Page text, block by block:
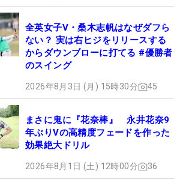
全英女子V・桑木志帆はなぜダフら
ない？ 実は右ヒジをリリースする
からダウンブローに打てる #優勝者
のスイング
2026年8月3日 (月) 15時30分 45
まさに鬼に『花奈棒』 永井花奈9
年ぶりVの高精度フェードを作った
効果絶大ドリル
2026年8月1日 (土) 12時00分 36